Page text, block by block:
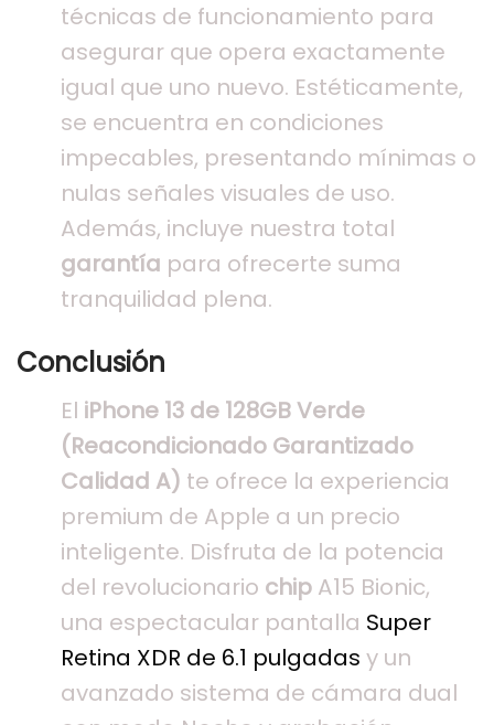
técnicas de funcionamiento para
asegurar que opera exactamente
igual que uno nuevo. Estéticamente,
se encuentra en condiciones
impecables, presentando mínimas o
nulas señales visuales de uso.
Además, incluye nuestra total
garantía para ofrecerte suma
tranquilidad plena.
Conclusión
El iPhone 13 de 128GB Verde
(Reacondicionado Garantizado
Calidad A) te ofrece la experiencia
premium de Apple a un precio
inteligente. Disfruta de la potencia
del revolucionario chip A15 Bionic,
una espectacular pantalla Super
Retina XDR de 6.1 pulgadas y un
avanzado sistema de cámara dual